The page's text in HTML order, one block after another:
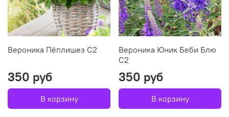
Вероника Пёплишез С2
350 руб
В корзину
Вероника Юник Беби Блю
С2
350 руб
В корзину